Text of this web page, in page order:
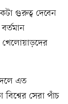
গুরুত্ব দেবেন
খেলোয়াড়দের
এত
সেরা পাঁচ